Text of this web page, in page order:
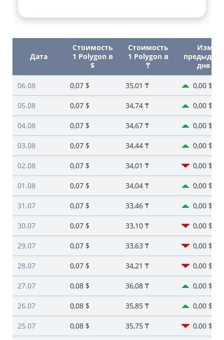
Дата
Стоимость
1 Polygon в
$
Стоимость
1 Polygon в
₸
Изм. с
дня ($)
06.08 0,07 $ 35,01 ₸ 0,00 $
05.08 0,07 $ 34,74 ₸ 0,00 $
04.08 0,07 $ 34,67 ₸ 0,00 $
03.08 0,07 $ 34,44 ₸ 0,00 $
02.08 0,07 $ 34,01 ₸ 0,00 $
01.08 0,07 $ 34,04 ₸ 0,00 $
31.07 0,07 $ 33,46 ₸ 0,00 $
30.07 0,07 $ 33,10 ₸ 0,00 $
29.07 0,07 $ 33,63 ₸ 0,00 $
28.07 0,07 $ 34,21 ₸ 0,00 $
27.07 0,08 $ 36,08 ₸ 0,00 $
26.07 0,08 $ 35,85 ₸ 0,00 $
25.07 0,08 $ 35,75 ₸ 0,00 $